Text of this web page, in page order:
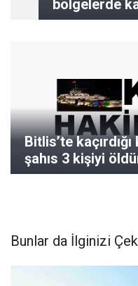
bölgelerde
Bitlis’te
şahıs 3 kişiyi
Bunlar da İlginizi